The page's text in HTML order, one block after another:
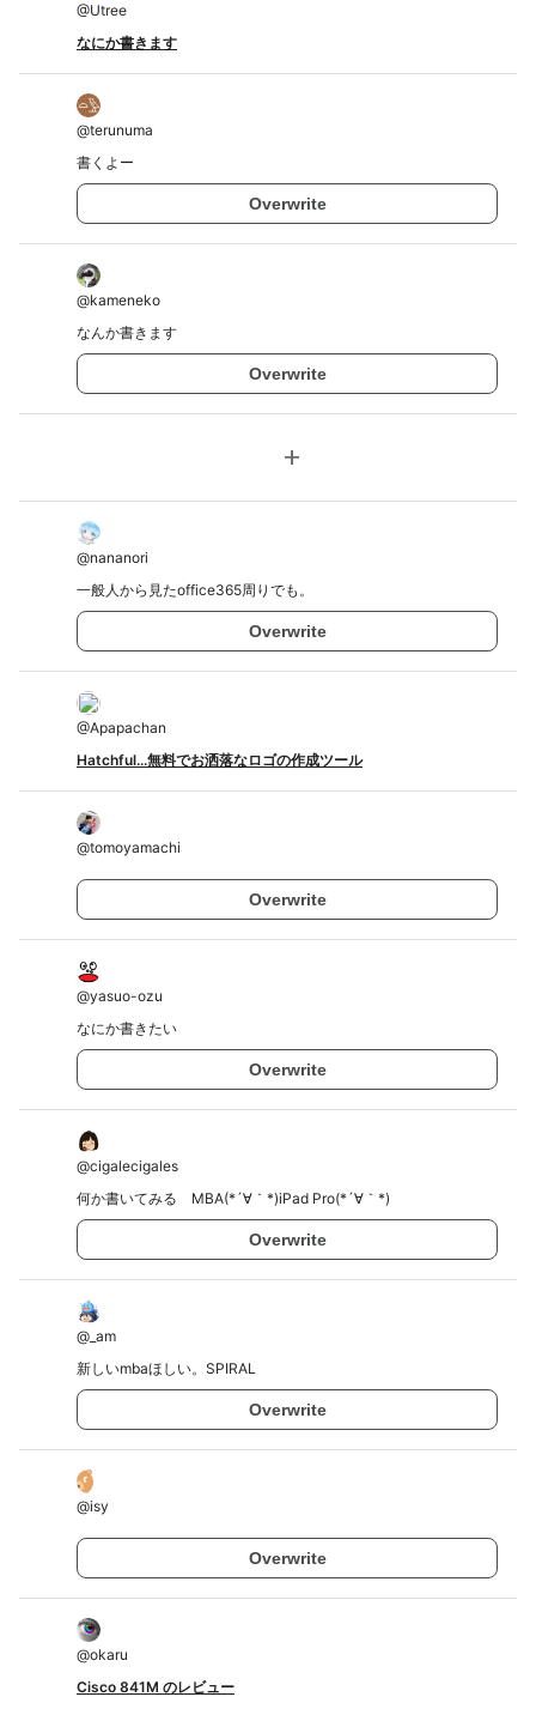
@Utree
なにか書きます
@terunuma
書くよー
Overwrite
@kameneko
なんか書きます
Overwrite
add
@nananori
一般人から見たoffice365周りでも。
Overwrite
@Apapachan
Hatchful...無料でお洒落なロゴの作成ツール
@tomoyamachi
Overwrite
@yasuo-ozu
なにか書きたい
Overwrite
@cigalecigales
何か書いてみる MBA(*´∀｀*)iPad Pro(*´∀｀*)
Overwrite
@ _am
新しいmbaほしい。SPIRAL
Overwrite
@isy
Overwrite
@okaru
Cisco 841M のレビュー